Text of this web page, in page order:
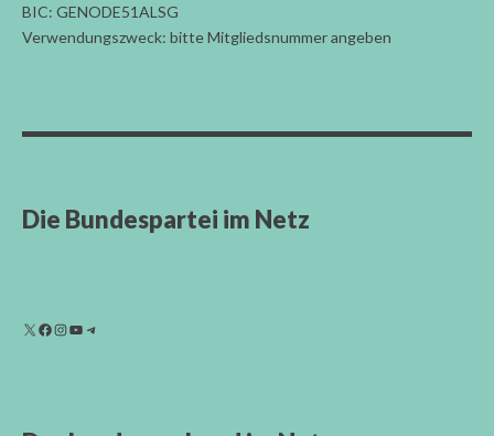
BIC: GENODE51ALSG
Verwendungszweck: bitte Mitgliedsnummer angeben
Die Bundespartei im Netz